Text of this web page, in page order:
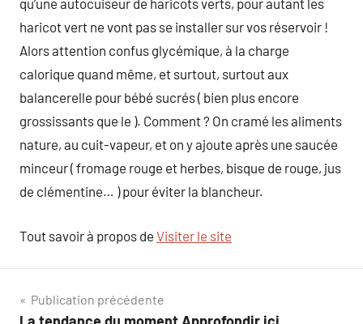
qu’une autocuiseur de haricots verts, pour autant les
haricot vert ne vont pas se installer sur vos réservoir !
Alors attention confus glycémique, à la charge
calorique quand même, et surtout, surtout aux
balancerelle pour bébé sucrés ( bien plus encore
grossissants que le ). Comment ? On cramé les aliments
nature, au cuit-vapeur, et on y ajoute après une saucée
minceur ( fromage rouge et herbes, bisque de rouge, jus
de clémentine… ) pour éviter la blancheur.
Tout savoir à propos de Visiter le site
Navigation
Publication précédente